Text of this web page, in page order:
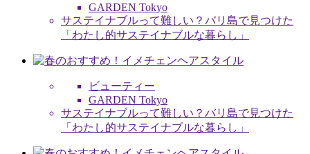
GARDEN Tokyo
サステイナブルって難しい？バリ島で見つけた
「わたし的サステイナブルな暮らし」
ビューティー
GARDEN Tokyo
サステイナブルって難しい？バリ島で見つけた
「わたし的サステイナブルな暮らし」